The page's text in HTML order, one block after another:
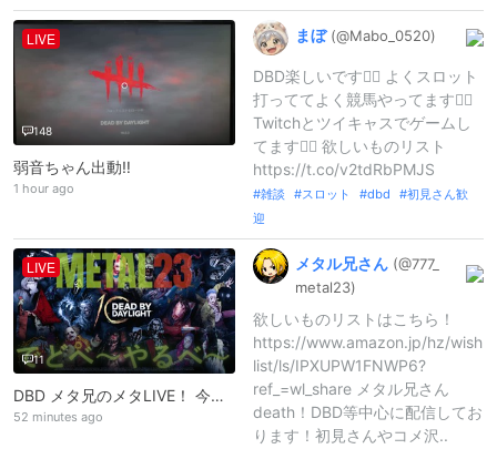
LIVE
148
弱音ちゃん出動‼️
1 hour ago
まぼ (@Mabo_ 0520)
DBD楽しいです🤷‍♂️ よくスロット
打っててよく競馬やってます🤦‍♂️
Twitchとツイキャスでゲームし
てます🤷‍♂️ 欲しいものリスト
https://t.co/v2tdRbPMJS
雑談 スロット dbd
初見さん歓
迎
LIVE
11
DBD メタ兄のメタLIVE！ 今日も元気に雑談配信！気軽にコメントや応援してね！
52 minutes ago
メタル兄さん (@777_
metal23)
欲しいものリストはこちら！
https://www.amazon.jp/hz/wish
list/ls/IPXUPW1FNWP6?
ref_=wl_share メタル兄さん
death！DBD等中心に配信してお
ります！初見さんやコメ沢..